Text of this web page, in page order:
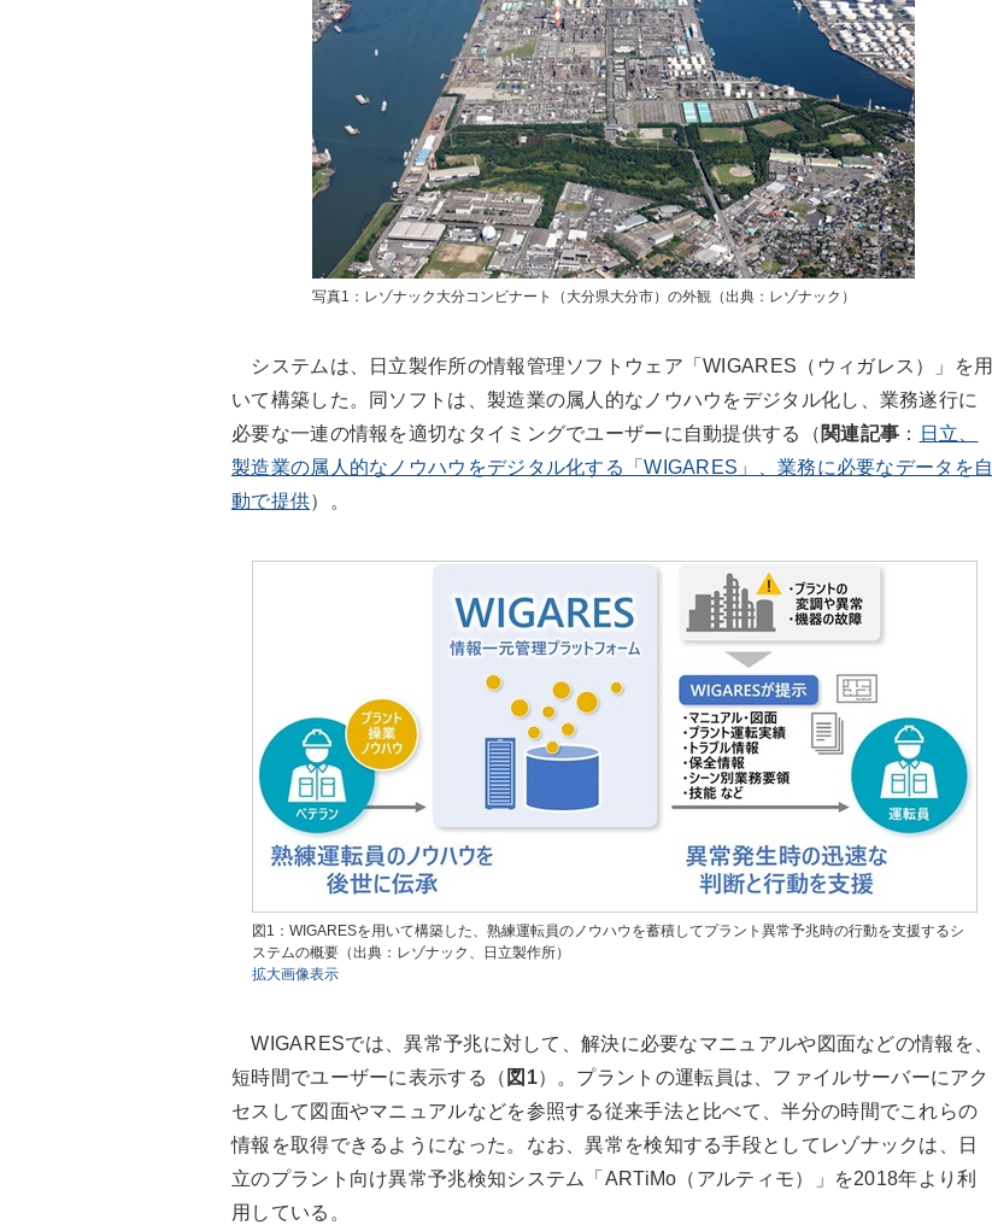
写真1：レゾナック大分コンビナート（大分県大分市）の外観（出典：レゾナック）
システムは、日立製作所の情報管理ソフトウェア「WIGARES（ ウィガレス ）」を用
いて構築した。同ソフトは、製造業の属人的なノウハウをデジタル化し、業務遂行に
必要な一連の情報を適切なタイミングでユーザーに自動提供する（ 関連記事 ：
日立、
製造業の属人的なノウハウをデジタル化する「WIGARES」、業務に必要なデータを自
動で提供）。
図1：WIGARESを用いて構築した、熟練運転員のノウハウを蓄積してプラント異常予兆時の行動を支援するシ
ステムの概要（出典：レゾナック、日立製作所）
拡大画像表示
WIGARESでは、異常予兆に対して、解決に必要なマニュアルや図面などの情報を、
短時間でユーザーに表示する（ 図1）。プラントの運転員は、ファイルサーバーにアク
セスして図面やマニュアルなどを参照する従来手法と比べて、半分の時間でこれらの
情報を取得できるようになった。なお、異常を検知する手段としてレゾナックは、日
立のプラント向け異常予兆検知システム「ARTiMo（アルティモ）」を2018年より利
用している。